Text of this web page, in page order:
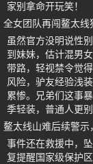
家别拿命开玩笑！
全女团队再闯鳌太
虽然官方没明说性
到妹妹，估计混男
带路，轻视禁令觉
风险，驴友经验浅
累惨。兄弟们这事
季轻装，普通人更别
鳌太线山难后续警
事件还在救援中，
复提醒国家级保护